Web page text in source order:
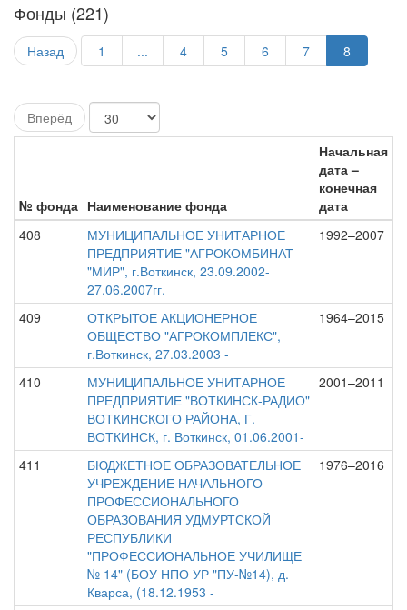
Фонды (221)
Назад 1 ... 4 5 6 7 8
Вперёд
№ фонда Наименование фонда
Начальная
дата –
конечная
дата
408
МУНИЦИПАЛЬНОЕ УНИТАРНОЕ
ПРЕДПРИЯТИЕ "АГРОКОМБИНАТ
"МИР", г.Воткинск, 23.09.2002-
27.06.2007гг.
1992–2007
409
ОТКРЫТОЕ АКЦИОНЕРНОЕ
ОБЩЕСТВО "АГРОКОМПЛЕКС",
г.Воткинск, 27.03.2003 -
1964–2015
410
МУНИЦИПАЛЬНОЕ УНИТАРНОЕ
ПРЕДПРИЯТИЕ "ВОТКИНСК-РАДИО"
ВОТКИНСКОГО РАЙОНА, Г.
ВОТКИНСК, г. Воткинск, 01.06.2001-
2001–2011
411
БЮДЖЕТНОЕ ОБРАЗОВАТЕЛЬНОЕ
УЧРЕЖДЕНИЕ НАЧАЛЬНОГО
ПРОФЕССИОНАЛЬНОГО
ОБРАЗОВАНИЯ УДМУРТСКОЙ
РЕСПУБЛИКИ
"ПРОФЕССИОНАЛЬНОЕ УЧИЛИЩЕ
№ 14" (БОУ НПО УР "ПУ-№14), д.
Кварса, (18.12.1953 -
1976–2016